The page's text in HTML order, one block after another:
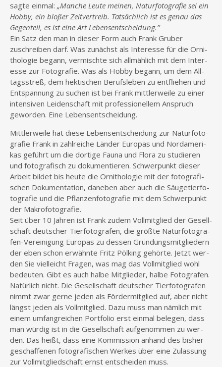
sag­te ein­mal: „Man­che Leu­te mei­nen, Natur­fo­to­gra­fie sei ein
Hob­by, ein blo­ßer Zeit­ver­treib. Tat­säch­lich ist es genau das
Gegen­teil, es ist eine Art Lebensentscheidung.”
Ein Satz den man in die­ser Form auch Frank Gru­ber
zuschrei­ben darf. Was zunächst als Inter­es­se für die Orni­
tho­lo­gie begann, ver­misch­te sich all­mäh­lich mit dem Inter­
es­se zur Foto­gra­fie. Was als Hob­by begann, um dem All­
tags­streß, dem hek­ti­schen Berufs­le­ben zu ent­flie­hen und
Ent­span­nung zu suchen ist bei Frank mitt­ler­wei­le zu einer
inten­si­ven Lei­den­schaft mit pro­fes­sio­nel­lem Anspruch
gewor­den. Eine Lebensentscheidung.
Mitt­ler­wei­le hat die­se Lebens­ent­schei­dung zur Natur­fo­to­
gra­fie Frank in zahl­rei­che Län­der Euro­pas und Nord­ame­ri­
kas geführt um die dor­ti­ge Fau­na und Flo­ra zu stu­die­ren
und foto­gra­fisch zu doku­men­tie­ren. Schwer­punkt die­ser
Arbeit bil­det bis heu­te die Orni­tho­lo­gie mit der foto­gra­fi­
schen Doku­men­ta­ti­on, dane­ben aber auch die Säu­ge­tier­fo­
to­gra­fie und die Pflan­zen­fo­to­gra­fie mit dem Schwer­punkt
der Makrofotografie.
Seit über 10 Jah­ren ist Frank zudem Voll­mit­glied der Gesell­
schaft deut­scher Tier­fo­to­gra­fen, die größ­te Natur­fo­to­gra­
fen-Ver­ei­ni­gung Euro­pas zu des­sen Grün­dungs­mit­glie­dern
der eben schon erwähn­te Fritz Pöl­king gehör­te. Jetzt wer­
den Sie viel­leicht Fra­gen, was mag das Voll­mit­glied wohl
bedeu­ten. Gibt es auch hal­be Mit­glie­der, hal­be Foto­gra­fen.
Natür­lich nicht. Die Gesell­schaft deut­scher Tier­fo­to­gra­fen
nimmt zwar ger­ne jeden als För­der­mit­glied auf, aber nicht
längst jeden als Voll­mit­glied. Dazu muss man näm­lich mit
einem umfang­rei­chen Port­fo­lio erst ein­mal bele­gen, dass
man wür­dig ist in die Gesell­schaft auf­ge­nom­men zu wer­
den. Das heißt, dass eine Kom­mis­si­on anhand des bis­her
geschaf­fe­nen foto­gra­fi­schen Wer­kes über eine Zulas­sung
zur Voll­mit­glied­schaft ernst ent­schei­den muss.